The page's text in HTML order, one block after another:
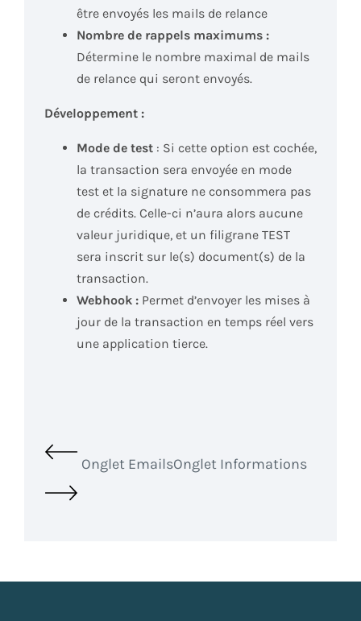
être envoyés les mails de relance
Nombre de rappels maximums :
Détermine le nombre maximal de mails
de relance qui seront envoyés.
Développement :
Mode de test : Si cette option est cochée,
la transaction sera envoyée en mode
test et la signature ne consommera pas
de crédits. Celle-ci n’aura alors aucune
valeur juridique, et un filigrane TEST
sera inscrit sur le(s) document(s) de la
transaction.
Webhook : Permet d’envoyer les mises à
jour de la transaction en temps réel vers
une application tierce.
Onglet EmailsOnglet Informations